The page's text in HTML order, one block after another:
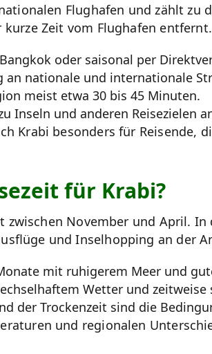
Flughafen und zählt zu
Zeit vom Flughafen entfernt.
oder saisonal per
an nationale und internationale
meist etwa 30 bis 45 Minuten.
Inseln und anderen Reisezielen
Krabi besonders für Reisende,
für Krabi?
zwischen November und April.
und Inselhopping an der
mit ruhigerem Meer und
Wetter und
der Trockenzeit sind die
und regionalen